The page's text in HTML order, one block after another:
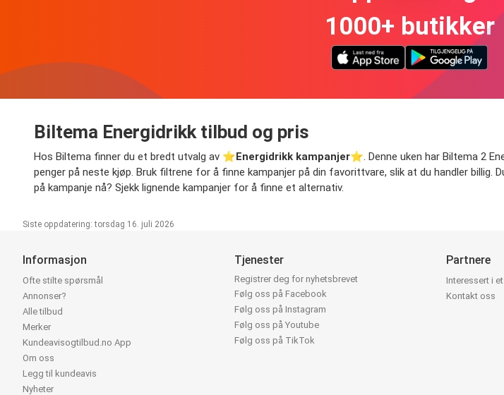
1000+ butikker
Biltema Energidrikk tilbud og pris
Hos Biltema finner du et bredt utvalg av ⭐️Energidrikk kampanjer⭐️. Denne uken har Biltema 2
penger på neste kjøp. Bruk filtrene for å finne kampanjer på din favorittvare, slik at du handler billig.
på kampanje nå? Sjekk lignende kampanjer for å finne et alternativ.
Siste oppdatering: torsdag 16. juli 2026
Informasjon
Ofte stilte spørsmål
Annonser?
Alle tilbud
Merker
Kundeavisogtilbud.no App
Om oss
Legg til kundeavis
Nyheter
Tjenester
Registrer deg for nyhetsbrevet
Følg oss på Facebook
Følg oss på Instagram
Følg oss på Youtube
Følg oss på TikTok
Partnere
Interessert i
Kontakt oss